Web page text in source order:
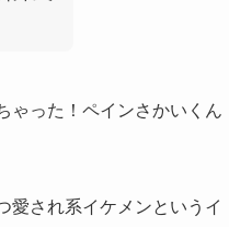
ゃった！ペインさかいくん
愛され系イケメンというイ